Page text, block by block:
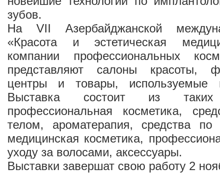
зубов.
На VII Азербайджанской
«Красота и эстетическая
компании профессиональных
представляют салоны красоты,
центры и товары, используемые
Выставка состоит из
профессиональная косметика,
телом, ароматерапия, средства по
медицинская косметика,
уходу за волосами, аксессуары.
Выставки завершат свою работу 2